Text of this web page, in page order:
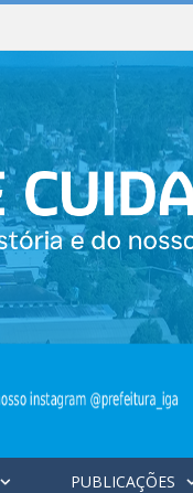
PUBLICAÇÕES